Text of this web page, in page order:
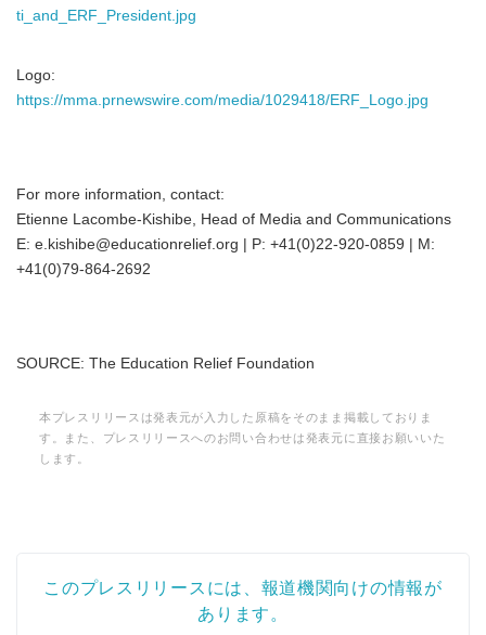
ti_and_ERF_President.jpg
Logo:
https://mma.prnewswire.com/media/1029418/ERF_Logo.jpg
For more information, contact:
Etienne Lacombe-Kishibe, Head of Media and Communications
E: e.kishibe@educationrelief.org | P: +41(0)22-920-0859 | M:
+41(0)79-864-2692
SOURCE: The Education Relief Foundation
本プレスリリースは発表元が入力した原稿をそのまま掲載しておりま
す。また、プレスリリースへのお問い合わせは発表元に直接お願いいた
します。
このプレスリリースには、報道機関向けの情報が
あります。